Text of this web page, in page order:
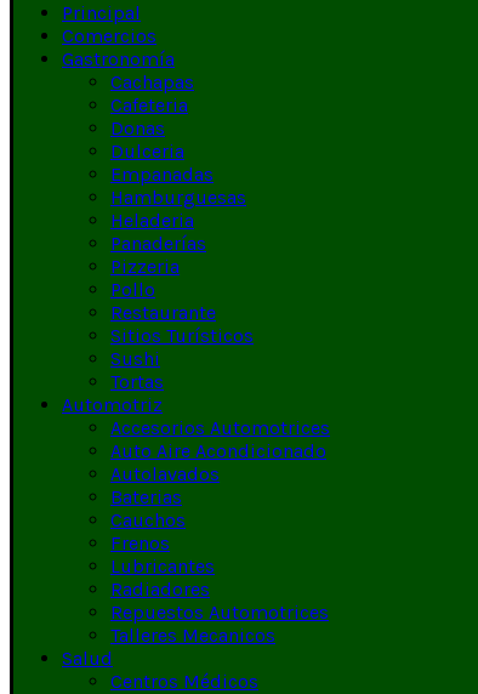
Principal
Comercios
Gastronomía
Cachapas
Cafeteria
Donas
Dulceria
Empanadas
Hamburguesas
Heladeria
Panaderías
Pizzeria
Pollo
Restaurante
Sitios Turísticos
Sushi
Tortas
Automotriz
Accesorios Automotrices
Auto Aire Acondicionado
Autolavados
Baterias
Cauchos
Frenos
Lubricantes
Radiadores
Repuestos Automotrices
Talleres Mecanicos
Salud
Centros Médicos